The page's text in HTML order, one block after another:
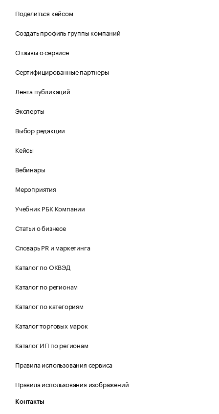
Поделиться кейсом
Создать профиль группы компаний
Отзывы о сервисе
Сертифицированные партнеры
Лента публикаций
Эксперты
Выбор редакции
Кейсы
Вебинары
Мероприятия
Учебник РБК Компании
Статьи о бизнесе
Словарь PR и маркетинга
Каталог по ОКВЭД
Каталог по регионам
Каталог по категориям
Каталог торговых марок
Каталог ИП по регионам
Правила использования сервиса
Правила использования изображений
Контакты